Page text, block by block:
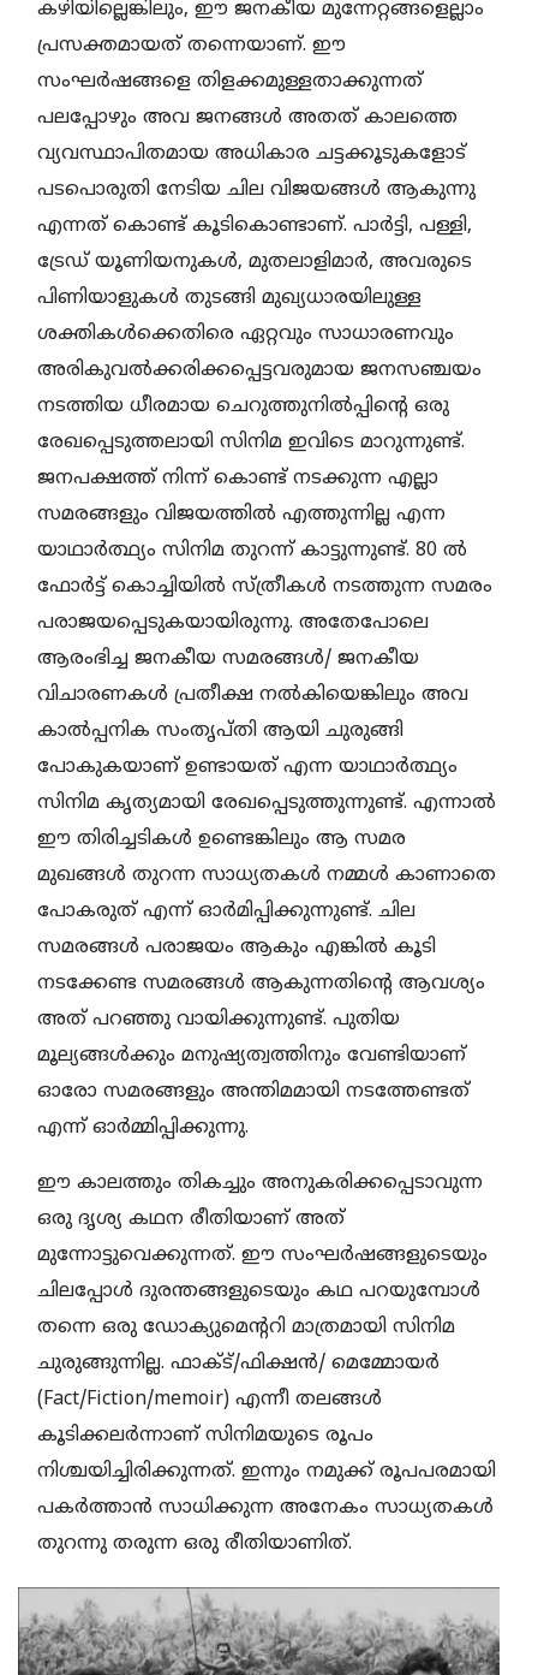
കഴിയില്ലെങ്കിലും, ഈ ജനകീയ മുന്നേറ്റങ്ങളെല്ലാം
പ്രസക്തമായത് തന്നെയാണ്. ഈ
സംഘർഷങ്ങളെ തിളക്കമുള്ളതാക്കുന്നത്
പലപ്പോഴും അവ ജനങ്ങൾ അതത് കാലത്തെ
വ്യവസ്ഥാപിതമായ അധികാര ചട്ടക്കൂടുകളോട്
പടപൊരുതി നേടിയ ചില വിജയങ്ങൾ ആകുന്നു
എന്നത് കൊണ്ട് കൂടികൊണ്ടാണ്. പാർട്ടി, പള്ളി,
ട്രേഡ് യൂണിയനുകൾ, മുതലാളിമാർ, അവരുടെ
പിണിയാളുകൾ തുടങ്ങി മുഖ്യധാരയിലുള്ള
ശക്തികൾക്കെതിരെ ഏറ്റവും സാധാരണവും
അരികുവൽക്കരിക്കപ്പെട്ടവരുമായ ജനസഞ്ചയം
നടത്തിയ ധീരമായ ചെറുത്തുനിൽപ്പിന്റെ ഒരു
രേഖപ്പെടുത്തലായി സിനിമ ഇവിടെ മാറുന്നുണ്ട്.
ജനപക്ഷത്ത് നിന്ന് കൊണ്ട് നടക്കുന്ന എല്ലാ
സമരങ്ങളും വിജയത്തില്‍ എത്തുന്നില്ല എന്ന
യാഥാർത്ഥ്യം സിനിമ തുറന്ന് കാട്ടുന്നുണ്ട്. 80 ല്‍
ഫോര്‍ട്ട് കൊച്ചിയില്‍ സ്ത്രീകള്‍ നടത്തുന്ന സമരം
പരാജയപ്പെടുകയായിരുന്നു. അതേപോലെ
ആരംഭിച്ച ജനകീയ സമരങ്ങള്‍/ ജനകീയ
വിചാരണകള്‍ പ്രതീക്ഷ നല്‍കിയെങ്കിലും അവ
കാല്‍പ്പനിക സംതൃപ്തി ആയി ചുരുങ്ങി
പോകുകയാണ് ഉണ്ടായത് എന്ന യാഥാർത്ഥ്യം
സിനിമ കൃത്യമായി രേഖപ്പെടുത്തുന്നുണ്ട്. എന്നാല്‍
ഈ തിരിച്ചടികള്‍ ഉണ്ടെങ്കിലും ആ സമര
മുഖങ്ങൾ തുറന്ന സാധ്യതകള്‍ നമ്മള്‍ കാണാതെ
പോകരുത് എന്ന് ഓര്‍മിപ്പിക്കുന്നുണ്ട്. ചില
സമരങ്ങള്‍ പരാജയം ആകും എങ്കിൽ കൂടി
നടക്കേണ്ട സമരങ്ങള്‍ ആകുന്നതിന്റെ ആവശ്യം
അത് പറഞ്ഞു വായിക്കുന്നുണ്ട്. പുതിയ
മൂല്യങ്ങൾക്കും മനുഷ്യത്വത്തിനും വേണ്ടിയാണ്
ഓരോ സമരങ്ങളും അന്തിമമായി നടത്തേണ്ടത്
എന്ന് ഓര്‍മ്മിപ്പിക്കുന്നു.
​ഈ കാലത്തും തികച്ചും അനുകരിക്കപ്പെടാവുന്ന
ഒരു ദൃശ്യ കഥന രീതിയാണ് അത്
മുന്നോട്ടുവെക്കുന്നത്. ഈ സംഘർഷങ്ങളുടെയും
ചിലപ്പോൾ ദുരന്തങ്ങളുടെയും കഥ പറയുമ്പോൾ
തന്നെ ഒരു ഡോക്യുമെന്ററി മാത്രമായി സിനിമ
ചുരുങ്ങുന്നില്ല. ഫാക്ട്/ഫിക്ഷൻ/ മെമ്മോയർ
(Fact/Fiction/memoir) എന്നീ തലങ്ങൾ
കൂടിക്കലർന്നാണ് സിനിമയുടെ രൂപം
നിശ്ചയിച്ചിരിക്കുന്നത്. ഇന്നും നമുക്ക് രൂപപരമായി
പകർത്താൻ സാധിക്കുന്ന അനേകം സാധ്യതകൾ
തുറന്നു തരുന്ന ഒരു രീതിയാണിത്.